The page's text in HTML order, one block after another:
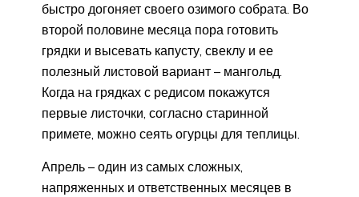
быстро догоняет своего озимого собрата. Во
второй половине месяца пора готовить
грядки и высевать капусту, свеклу и ее
полезный листовой вариант – мангольд.
Когда на грядках с редисом покажутся
первые листочки, согласно старинной
примете, можно сеять огурцы для теплицы.
Апрель – один из самых сложных,
напряженных и ответственных месяцев в